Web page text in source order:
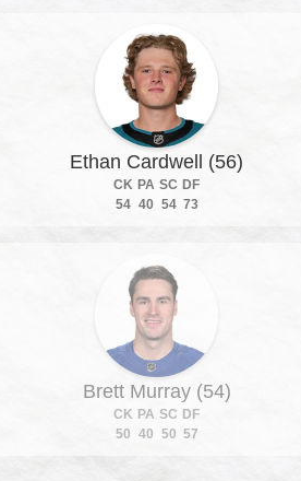
Ethan Cardwell (56)
CK PA SC DF
54 40 54 73
Brett Murray (54)
CK PA SC DF
50 40 50 57